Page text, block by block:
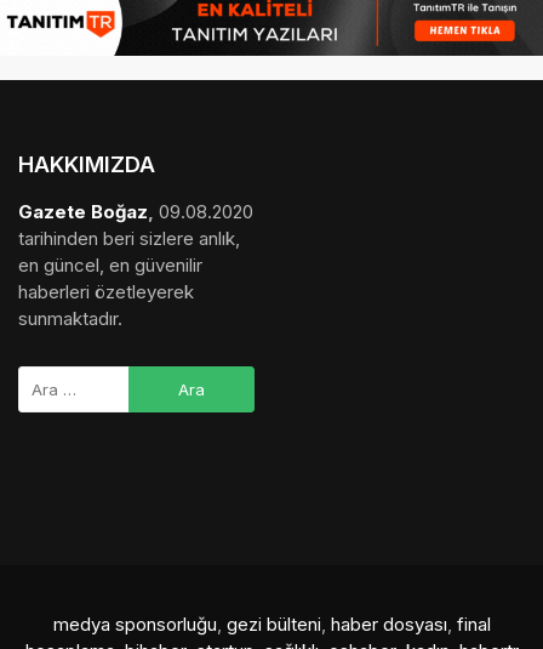
HAKKIMIZDA
Gazete Boğaz, 09.08.2020
tarihinden beri sizlere anlık,
en güncel, en güvenilir
haberleri özetleyerek
sunmaktadır.
medya sponsorluğu, gezi bülteni, haber dosyası, final